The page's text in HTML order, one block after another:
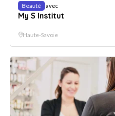
Beauté avec
My S Institut
Haute-Savoie